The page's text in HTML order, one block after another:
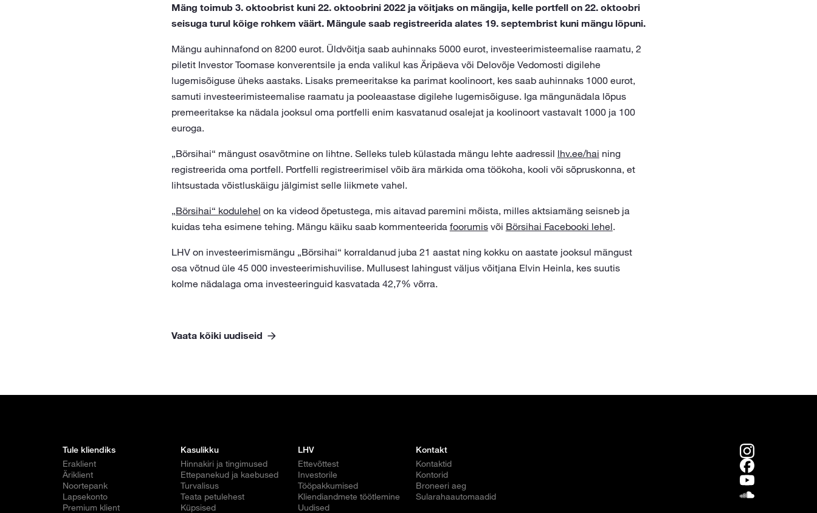
Mäng toimub 3. oktoobrist kuni 22. oktoobrini 2022 ja võitjaks on mängija, kelle portfell on 22. oktoobri
seisuga turul kõige rohkem väärt. Mängule saab registreerida alates 19. septembrist kuni mängu lõpuni.
Mängu auhinnafond on 8200 eurot. Üldvõitja saab auhinnaks 5000 eurot, investeerimisteemalise raamatu, 2
piletit Investor Toomase konverentsile ja enda valikul kas Äripäeva või Delovõje Vedomosti digilehe
lugemisõiguse üheks aastaks. Lisaks premeeritakse ka parimat koolinoort, kes saab auhinnaks 1000 eurot,
samuti investeerimisteemalise raamatu ja pooleaastase digilehe lugemisõiguse. Iga mängunädala lõpus
premeeritakse ka nädala jooksul oma portfelli enim kasvatanud osalejat ja koolinoort vastavalt 1000 ja 100
euroga.
„Börsihai“ mängust osavõtmine on lihtne. Selleks tuleb külastada mängu lehte aadressil lhv.ee/hai ning
registreerida oma portfell. Portfelli registreerimisel võib ära märkida oma töökoha, kooli või sõpruskonna, et
lihtsustada võistluskäigu jälgimist selle liikmete vahel.
„Börsihai“ kodulehel on ka videod õpetustega, mis aitavad paremini mõista, milles aktsiamäng seisneb ja
kuidas teha esimene tehing. Mängu käiku saab kommenteerida foorumisvõi Börsihai Facebooki lehel.
LHV on investeerimismängu „Börsihai“ korraldanud juba 21 aastat ning kokku on aastate jooksul mängust
osa võtnud üle 45 000 investeerimishuvilise. Mullusest lahingust väljus võitjana Elvin Heinla, kes suutis
kolme nädalaga oma investeeringuid kasvatada 42,7% võrra.
Vaata kõiki uudiseid
Tule kliendiks
Eraklient
Äriklient
Noortepank
Lapsekonto
Premium klient
Kasulikku
Hinnakiri ja tingimused
Ettepanekud ja kaebused
Turvalisus
Teata petulehest
Küpsised
LHV
Ettevõttest
Investorile
Tööpakkumised
Kliendiandmete töötlemine
Uudised
Kontakt
Kontaktid
Kontorid
Broneeri aeg
Sularahaautomaadid